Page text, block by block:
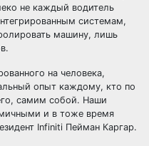
не каждый водитель
системам,
машину, лишь
на человека,
опыт каждому, кто по
самим собой. Наши
и в тоже время
Infiniti Пейман Каргар.